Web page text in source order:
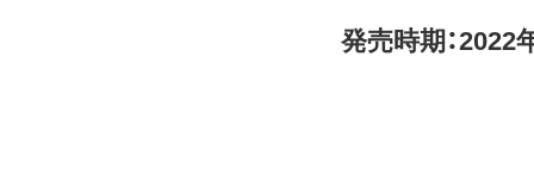
発売時期：2022